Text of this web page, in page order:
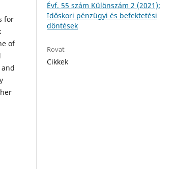
for
of
Évf. 55 szám Különszám 2 (2021):
Időskori pénzügyi és befektetési
döntések
Rovat
Cikkek